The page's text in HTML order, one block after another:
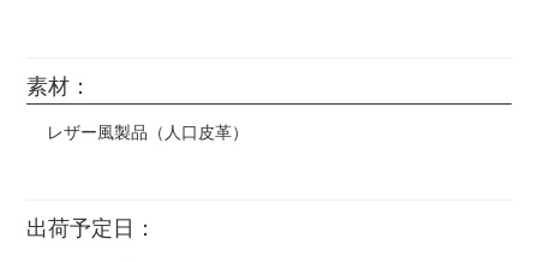
素材：
レザー風製品（人口皮革）
出荷予定日：